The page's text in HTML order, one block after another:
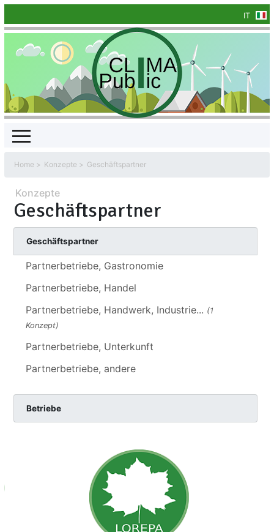
IT
Home Konzepte Geschäftspartner
Konzepte
Geschäftspartner
Geschäftspartner
Partnerbetriebe, Gastronomie
Partnerbetriebe, Handel
Partnerbetriebe, Handwerk, Industrie... (1
Konzept)
Partnerbetriebe, Unterkunft
Partnerbetriebe, andere
Betriebe